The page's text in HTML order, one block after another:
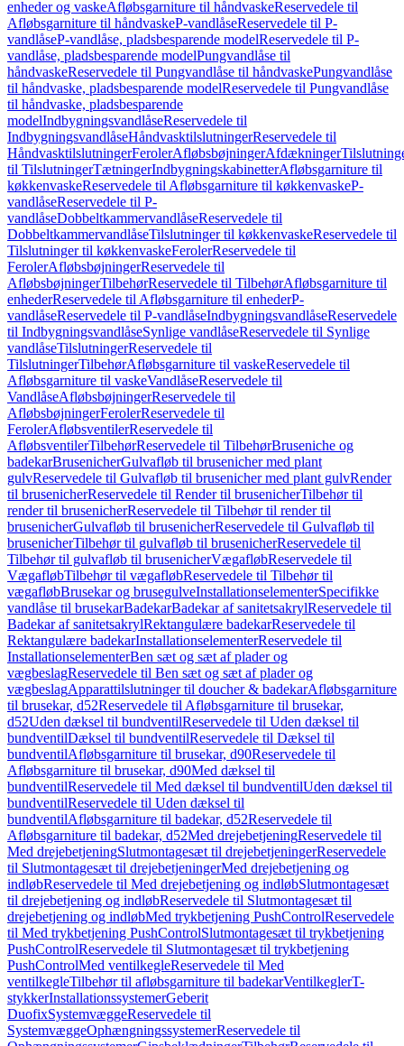
enheder og vaskeAfløbsgarniture til håndvaskeReservedele til
Afløbsgarniture til håndvaskeP-vandlåseReservedele til P-
vandlåseP-vandlåse, pladsbesparende modelReservedele til P-
vandlåse, pladsbesparende modelPungvandlåse til
håndvaskeReservedele til Pungvandlåse til håndvaskePungvandlåse
til håndvaske, pladsbesparende modelReservedele til Pungvandlåse
til håndvaske, pladsbesparende
modelIndbygningsvandlåseReservedele til
IndbygningsvandlåseHåndvasktilslutningerReservedele til
HåndvasktilslutningerFerolerAfløbsbøjningerAfdækninger
til TilslutningerTætningerIndbygningskabinetterAfløbsgarniture til
køkkenvaskeReservedele til Afløbsgarniture til køkkenvaskeP-
vandlåseReservedele til P-
vandlåseDobbeltkammervandlåseReservedele til
DobbeltkammervandlåseTilslutninger til køkkenvaskeReservedele til
Tilslutninger til køkkenvaskeFerolerReservedele til
FerolerAfløbsbøjningerReservedele til
AfløbsbøjningerTilbehørReservedele til TilbehørAfløbsgarniture til
enhederReservedele til Afløbsgarniture til enhederP-
vandlåseReservedele til P-vandlåseIndbygningsvandlåseReservedele
til IndbygningsvandlåseSynlige vandlåseReservedele til Synlige
vandlåseTilslutningerReservedele til
TilslutningerTilbehørAfløbsgarniture til vaskeReservedele til
Afløbsgarniture til vaskeVandlåseReservedele til
VandlåseAfløbsbøjningerReservedele til
AfløbsbøjningerFerolerReservedele til
FerolerAfløbsventilerReservedele til
AfløbsventilerTilbehørReservedele til TilbehørBruseniche og
badekarBrusenicherGulvafløb til brusenicher med plant
gulvReservedele til Gulvafløb til brusenicher med plant gulvRender
til brusenicherReservedele til Render til brusenicherTilbehør til
render til brusenicherReservedele til Tilbehør til render til
brusenicherGulvafløb til brusenicherReservedele til Gulvafløb til
brusenicherTilbehør til gulvafløb til brusenicherReservedele til
Tilbehør til gulvafløb til brusenicherVægafløbReservedele til
VægafløbTilbehør til vægafløbReservedele til Tilbehør til
vægafløbBrusekar og brusegulveInstallationselementerSpecifikke
vandlåse til brusekarBadekarBadekar af sanitetsakrylReservedele til
Badekar af sanitetsakrylRektangulære badekarReservedele til
Rektangulære badekarInstallationselementerReservedele til
InstallationselementerBen sæt og sæt af plader og
vægbeslagReservedele til Ben sæt og sæt af plader og
vægbeslagApparattilslutninger til doucher & badekarAfløbsgarniture
til brusekar, d52Reservedele til Afløbsgarniture til brusekar,
d52Uden dæksel til bundventilReservedele til Uden dæksel til
bundventilDæksel til bundventilReservedele til Dæksel til
bundventilAfløbsgarniture til brusekar, d90Reservedele til
Afløbsgarniture til brusekar, d90Med dæksel til
bundventilReservedele til Med dæksel til bundventilUden dæksel til
bundventilReservedele til Uden dæksel til
bundventilAfløbsgarniture til badekar, d52Reservedele til
Afløbsgarniture til badekar, d52Med drejebetjeningReservedele til
Med drejebetjeningSlutmontagesæt til drejebetjeningerReservedele
til Slutmontagesæt til drejebetjeningerMed drejebetjening og
indløbReservedele til Med drejebetjening og indløbSlutmontagesæt
til drejebetjening og indløbReservedele til Slutmontagesæt til
drejebetjening og indløbMed trykbetjening PushControlReservedele
til Med trykbetjening PushControlSlutmontagesæt til trykbetjening
PushControlReservedele til Slutmontagesæt til trykbetjening
PushControlMed ventilkegleReservedele til Med
ventilkegleTilbehør til afløbsgarniture til badekarVentilkeglerT-
stykkerInstallationssystemerGeberit
DuofixSystemvæggeReservedele til
SystemvæggeOphængningssystemerReservedele til